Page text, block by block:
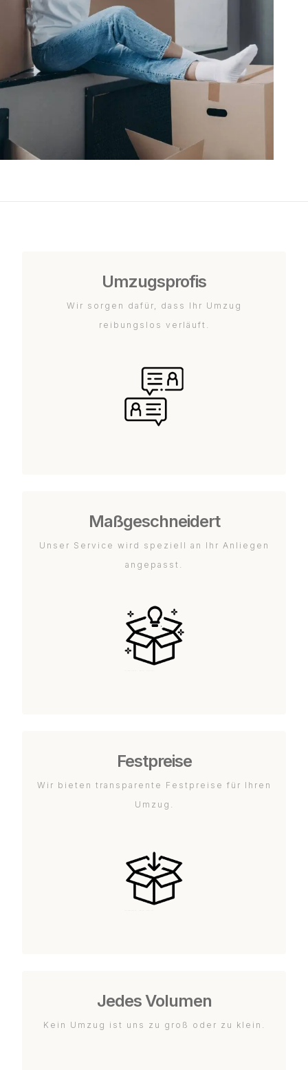
Umzugsprofis
Wir sorgen dafür, dass Ihr Umzug
reibungslos verläuft.
Maßgeschneidert
Unser Service wird speziell an Ihr Anliegen
angepasst.
Festpreise
Wir bieten transparente Festpreise für Ihren
Umzug.
Jedes Volumen
Kein Umzug ist uns zu groß oder zu klein.